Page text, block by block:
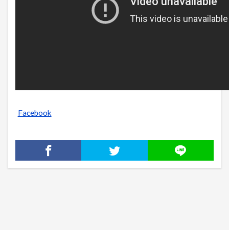
Facebook